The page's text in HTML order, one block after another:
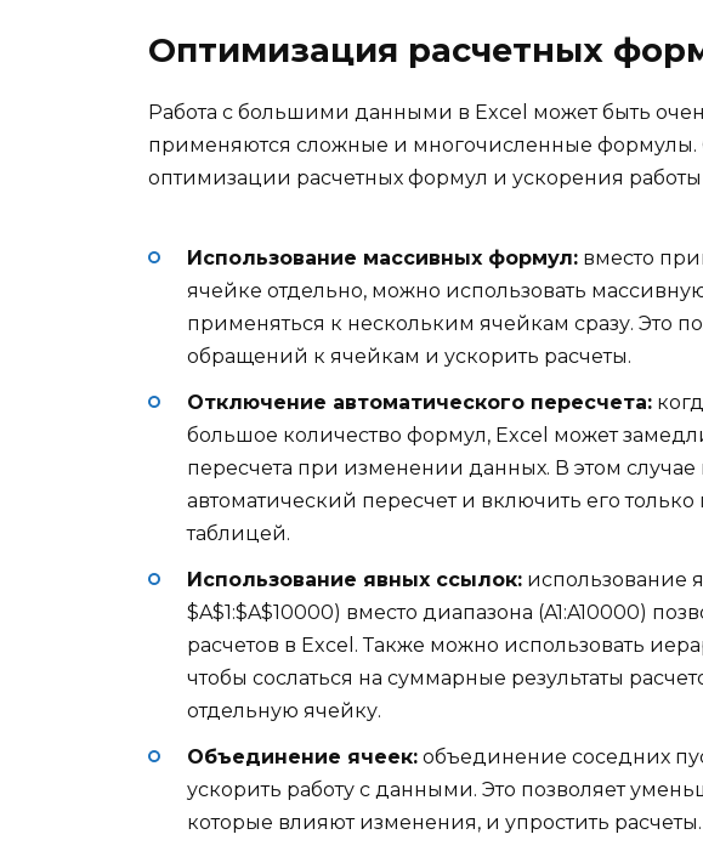
Оптимизация расчетных
Работа с большими данными в Excel может быть
применяются сложные и многочисленные формулы.
оптимизации расчетных формул и ускорения
Использование массивных формул: вместо
ячейке отдельно, можно использовать
применяться к нескольким ячейкам сразу. Это
обращений к ячейкам и ускорить расчеты.
Отключение автоматического пересчета:
большое количество формул, Excel может
пересчета при изменении данных. В этом
автоматический пересчет и включить его
таблицей.
Использование явных ссылок: использование
$A$1:$A$10000) вместо диапазона (A1:A10000)
расчетов в Excel. Также можно использовать
чтобы сослаться на суммарные результаты
отдельную ячейку.
Объединение ячеек: объединение соседних
ускорить работу с данными. Это позволяет
которые влияют изменения, и упростить расчеты.